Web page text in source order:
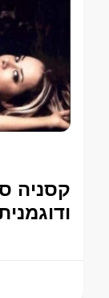
קסניה